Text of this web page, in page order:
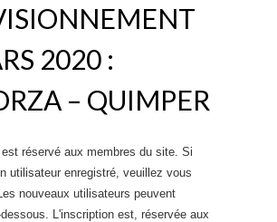
2020 :
– QUIMPER
réservé aux membres du site. Si
utilisateur enregistré, veuillez vous
nouveaux utilisateurs peuvent
L'inscription est, réservée aux